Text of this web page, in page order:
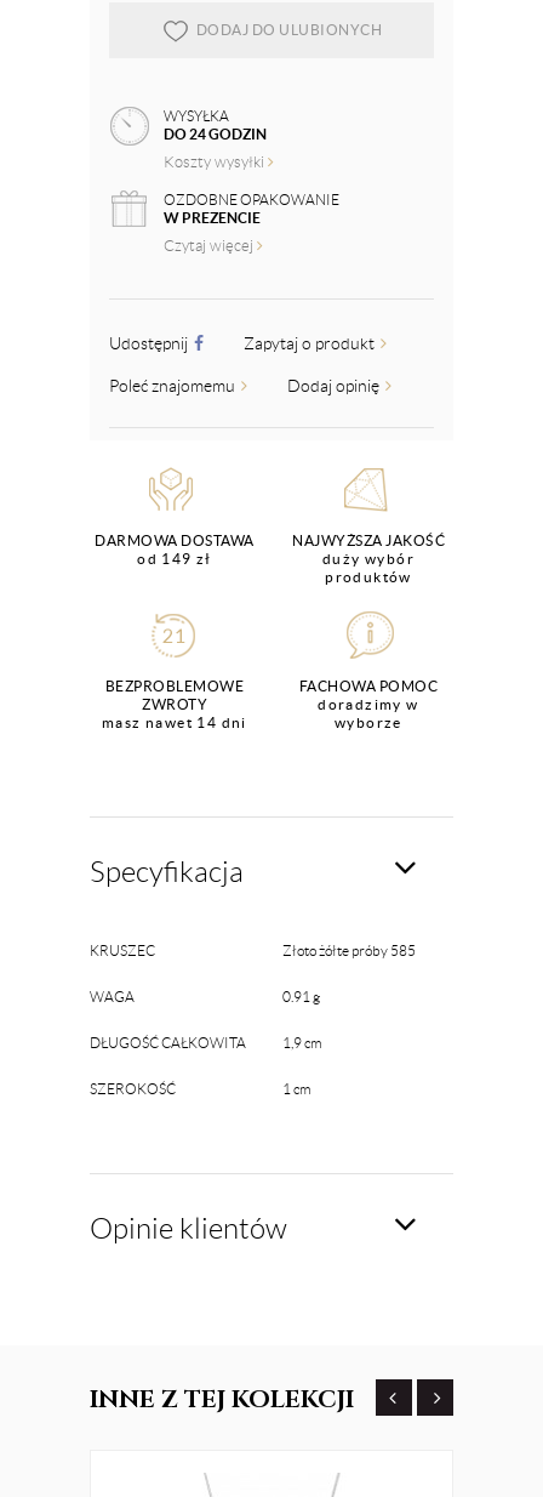
DODAJ DO ULUBIONYCH
WYSYŁKA
DO 24 GODZIN
Koszty wysyłki
OZDOBNE OPAKOWANIE
W PREZENCIE
Czytaj więcej
Udostępnij Zapytaj o produkt
Poleć znajomemu Dodaj opinię
DARMOWA DOSTAWA
od 149 zł
NAJWYŻSZA JAKOŚĆ
duży wybór
produktów
BEZPROBLEMOWE
ZWROTY
masz nawet 14 dni
FACHOWA POMOC
doradzimy w
wyborze
Specyfikacja
KRUSZEC Złoto żółte próby 585
WAGA 0.91 g
DŁUGOŚĆ CAŁKOWITA 1,9 cm
SZEROKOŚĆ 1 cm
Opinie klientów
INNE Z TEJ KOLEKCJI